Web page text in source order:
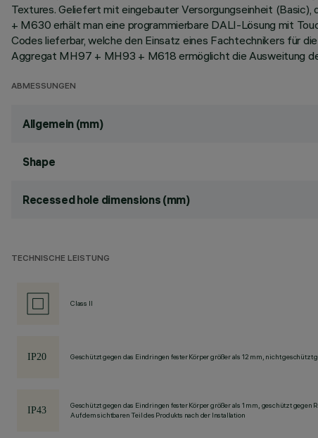
Textures. Geliefert mit eingebauter Versorgungseinheit
+ M630 erhält man eine programmierbare DALI-Lösung mit
Codes lieferbar, welche den Einsatz eines Fachtechnikers für
Aggregat MH97 + MH93 + M618 ermöglicht die Ausweitung
ABMESSUNGEN
Allgemein (mm)
Shape
Recessed hole dimensions (mm)
TECHNISCHE LEISTUNG
Class II
Geschützt gegen das Eindringen fester Körper größer als 12 mm, nicht geschützt
Geschützt gegen das Eindringen fester Körper größer als 1 mm, geschützt gegen
Auf dem sichtbaren Teil des Produkts nach der Installation